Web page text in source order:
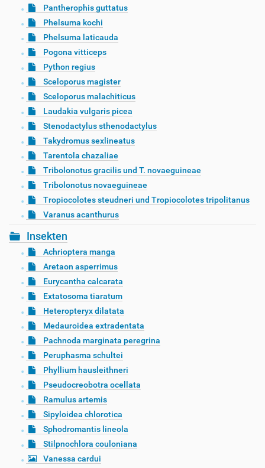
Pantherophis guttatus
Phelsuma kochi
Phelsuma laticauda
Pogona vitticeps
Python regius
Sceloporus magister
Sceloporus malachiticus
Laudakia vulgaris picea
Stenodactylus sthenodactylus
Takydromus sexlineatus
Tarentola chazaliae
Tribolonotus gracilis und T. novaeguineae
Tribolonotus novaeguineae
Tropiocolotes steudneri und Tropiocolotes tripolitanus
Varanus acanthurus
Insekten
Achrioptera manga
Aretaon asperrimus
Eurycantha calcarata
Extatosoma tiaratum
Heteropteryx dilatata
Medauroidea extradentata
Pachnoda marginata peregrina
Peruphasma schultei
Phyllium hausleithneri
Pseudocreobotra ocellata
Ramulus artemis
Sipyloidea chlorotica
Sphodromantis lineola
Stilpnochlora couloniana
Vanessa cardui